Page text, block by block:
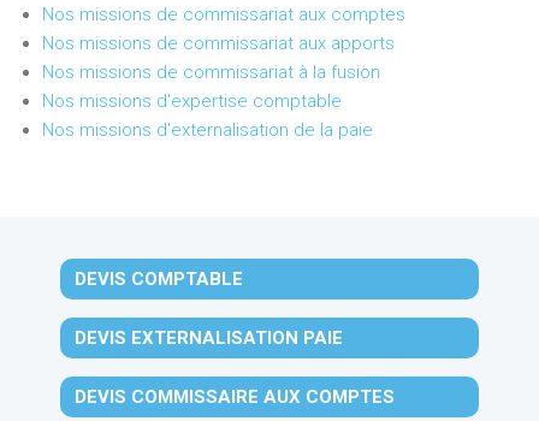
Nos missions de commissariat aux comptes
Nos missions de commissariat aux apports
Nos missions de commissariat à la fusion
Nos missions d'expertise comptable
Nos missions d'externalisation de la paie
DEVIS COMPTABLE
DEVIS EXTERNALISATION PAIE
DEVIS COMMISSAIRE AUX COMPTES